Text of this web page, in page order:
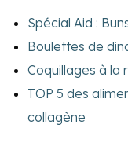
Spécial Aid :
Boulettes de
Coquillages à la
TOP 5 des
collagène